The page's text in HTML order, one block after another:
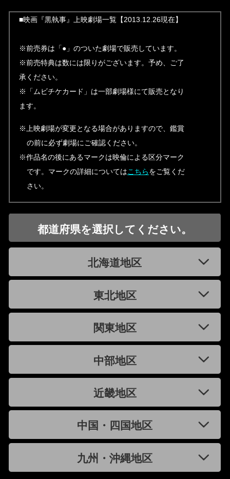
■映画『黒執事』上映劇場一覧【2013.12.26現在】
※前売券は「●」のついた劇場で販売しています。
※前売特典は数には限りがございます。予め、ご了
承ください。
※「ムビチケカード」は一部劇場様にて販売となり
ます。
※上映劇場が変更となる場合がありますので、鑑賞
の前に必ず劇場にご確認ください。
※作品名の後にあるマークは映倫による区分マーク
です。マークの詳細についてはこちらをご覧くだ
さい。
都道府県を選択してください。
北海道地区
東北地区
関東地区
中部地区
近畿地区
中国・四国地区
九州・沖縄地区